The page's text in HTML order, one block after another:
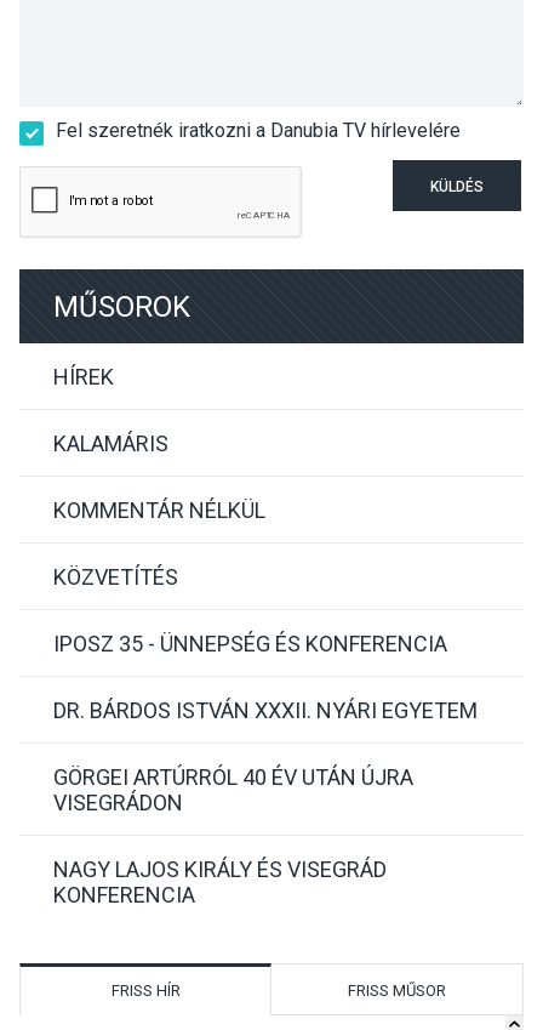
Fel szeretnék iratkozni a Danubia TV hírlevelére
KÜLDÉS
MŰSOROK
HÍREK
KALAMÁRIS
KOMMENTÁR NÉLKÜL
KÖZVETÍTÉS
IPOSZ 35 - ÜNNEPSÉG ÉS KONFERENCIA
DR. BÁRDOS ISTVÁN XXXII. NYÁRI EGYETEM
GÖRGEI ARTÚRRÓL 40 ÉV UTÁN ÚJRA
VISEGRÁDON
NAGY LAJOS KIRÁLY ÉS VISEGRÁD
KONFERENCIA
FRISS HÍR FRISS MŰSOR